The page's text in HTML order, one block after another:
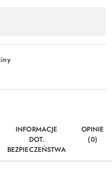
INFORMACJE
DOT.
BEZPIECZEŃSTWA
OPINIE
(0)